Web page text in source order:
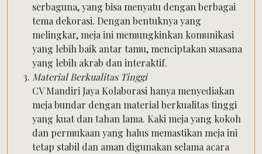
serbaguna, yang bisa menyatu dengan berbagai
tema dekorasi. Dengan bentuknya yang
melingkar, meja ini memungkinkan komunikasi
yang lebih baik antar tamu, menciptakan suasana
yang lebih akrab dan interaktif.
Material Berkualitas Tinggi
CV Mandiri Jaya Kolaborasi hanya menyediakan
meja bundar dengan material berkualitas tinggi
yang kuat dan tahan lama. Kaki meja yang kokoh
dan permukaan yang halus memastikan meja ini
tetap stabil dan aman digunakan selama acara